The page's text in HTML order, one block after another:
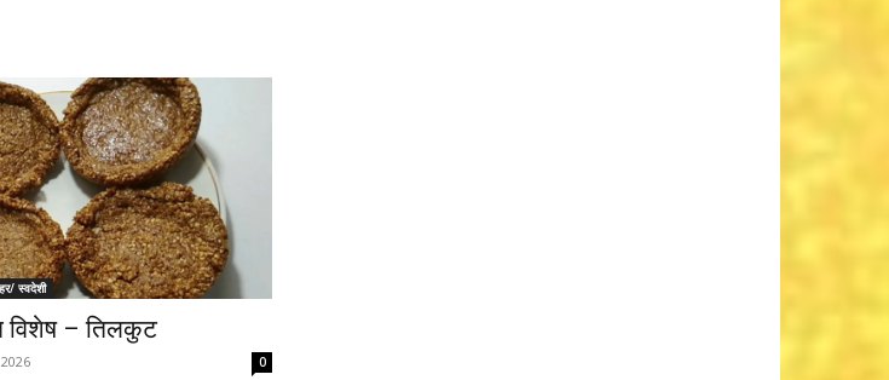
स्वदेशी
विशेष – तिलकुट
0